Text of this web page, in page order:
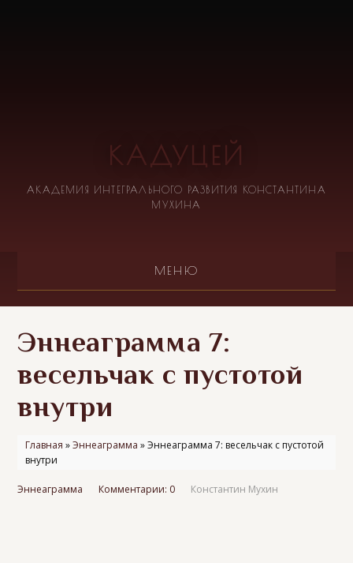
КАДУЦЕЙ
АКАДЕМИЯ ИНТЕГРАЛЬНОГО РАЗВИТИЯ КОНСТАНТИНА
МУХИНА
МЕНЮ
Эннеаграмма 7:
весельчак с пустотой
внутри
Главная »Эннеаграмма »Эннеаграмма 7: весельчак с пустотой
внутри
Эннеаграмма Комментарии: 0 Константин Мухин